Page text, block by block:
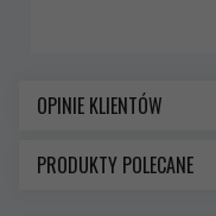
OPINIE KLIENTÓW
PRODUKTY POLECANE